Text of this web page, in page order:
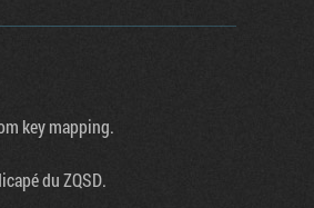
key mapping.
du ZQSD.